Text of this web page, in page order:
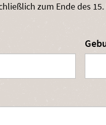
zum Ende des